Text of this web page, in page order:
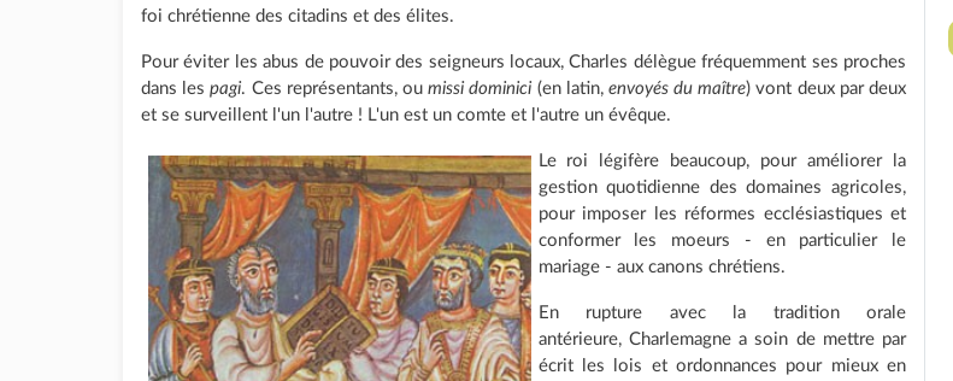
foi chrétienne des citadins et des élites.
Pour éviter les abus de pouvoir des seigneurs locaux, Charles délègue fréquemment ses proches
dans lespagi. Ces représentants, oumissi dominici (en latin, envoyés du maître) vont deux par deux
et se surveillent l'un l'autre ! L'un est un comte et l'autre un évêque.
Le roi légifère beaucoup, pour améliorer la
gestion quotidienne des domaines agricoles,
pour imposer les réformes ecclésiastiques et
conformer les moeurs - en particulier le
mariage - aux canons chrétiens.
En rupture avec la tradition orale
antérieure, Charlemagne a soin de mettre par
écrit les lois et ordonnances pour mieux en